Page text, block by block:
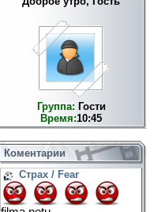
Группа: Гости
Время:10:45
Коментарии
Страх / Fear